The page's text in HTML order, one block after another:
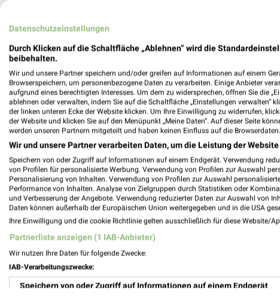
ÖPNV ANZEIGEN LADESÄULEN ANZEIGEN
Aktuelle Angebote in dieser Filiale
Anzahl Prospekte: 1
Letztes Prospektupdate: vor 8 Tagen
OBI
August 2026
Datenschutzeinstellungen
Durch Klicken auf die Schaltfläche „Ablehnen“ wird die
beibehalten.
Wir und unsere Partner speichern und/oder greifen auf Informationen auf einem
Browserspeichern, um personenbezogene Daten zu verarbeiten. Einige Anbieter
aufgrund eines berechtigten Interesses. Um dem zu widersprechen, öffnen Sie die
ablehnen oder verwalten, indem Sie auf die Schaltfläche „Einstellungen verwalten“
der linken unteren Ecke der Website klicken. Um Ihre Einwilligung zu widerrufen,
der Website und klicken Sie auf den Menüpunkt „Meine Daten“. Auf dieser Seite
werden unseren Partnern mitgeteilt und haben keinen Einfluss auf die Browserdaten.
Wir und unsere Partner verarbeiten Daten, um die Leistung der
Speichern von oder Zugriff auf Informationen auf einem Endgerät. Verwendung
von Profilen für personalisierte Werbung. Verwendung von Profilen zur Auswahl
Personalisierung von Inhalten. Verwendung von Profilen zur Auswahl
Performance von Inhalten. Analyse von Zielgruppen durch Statistiken oder
und Verbesserung der Angebote. Verwendung reduzierter Daten zur Auswahl von
Daten können außerhalb der Europäischen Union weitergegeben und in die USA
Ihre Einwilligung und die cookie Richtlinie gelten ausschließlich für diese Website/
Partnerliste anzeigen (1 IAB-Anbieter)
Wir nutzen Ihre Daten für folgende Zwecke:
IAB-Verarbeitungszwecke:
Speichern von oder Zugriff auf Informationen auf einem Endgerät